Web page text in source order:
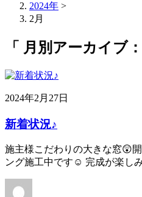
2024年 >
2月
「 月別アーカイブ
2024年2月27日
新着状況♪
施主様こだわりの大きな窓😲
ング施工中です☺ 完成が楽し